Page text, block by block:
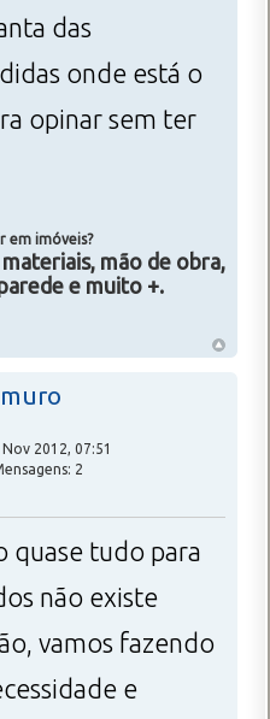
das
onde está o
opinar sem ter
em imóveis?
mão de obra,
e muito +.
2012, 07:51
2
quase tudo para
não existe
vamos fazendo
e